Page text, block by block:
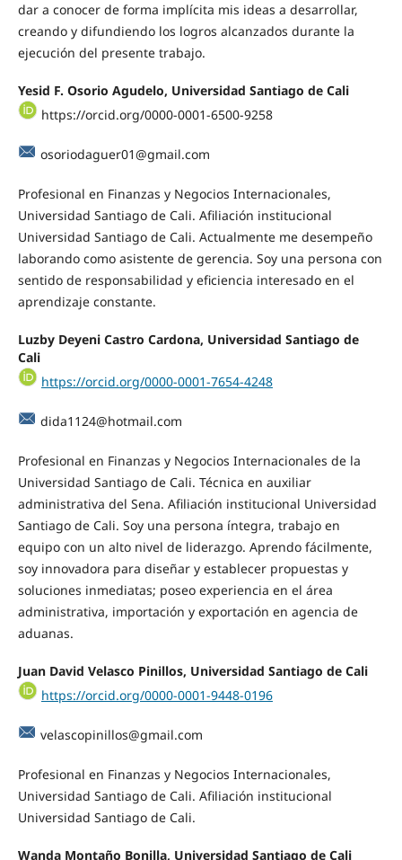
dar a conocer de forma implícita mis ideas a desarrollar,
creando y difundiendo los logros alcanzados durante la
ejecución del presente trabajo.
Yesid F. Osorio Agudelo, Universidad Santiago de Cali
https://orcid.org/0000-0001-6500-9258
osoriodaguer01@gmail.com
Profesional en Finanzas y Negocios Internacionales,
Universidad Santiago de Cali. Afiliación institucional
Universidad Santiago de Cali. Actualmente me desempeño
laborando como asistente de gerencia. Soy una persona con
sentido de responsabilidad y eficiencia interesado en el
aprendizaje constante.
Luzby Deyeni Castro Cardona, Universidad Santiago de
Cali
https://orcid.org/0000-0001-7654-4248
dida1124@hotmail.com
Profesional en Finanzas y Negocios Internacionales de la
Universidad Santiago de Cali. Técnica en auxiliar
administrativa del Sena. Afiliación institucional Universidad
Santiago de Cali. Soy una persona íntegra, trabajo en
equipo con un alto nivel de liderazgo. Aprendo fácilmente,
soy innovadora para diseñar y establecer propuestas y
soluciones inmediatas; poseo experiencia en el área
administrativa, importación y exportación en agencia de
aduanas.
Juan David Velasco Pinillos, Universidad Santiago de Cali
https://orcid.org/0000-0001-9448-0196
velascopinillos@gmail.com
Profesional en Finanzas y Negocios Internacionales,
Universidad Santiago de Cali. Afiliación institucional
Universidad Santiago de Cali.
Wanda Montaño Bonilla, Universidad Santiago de Cali